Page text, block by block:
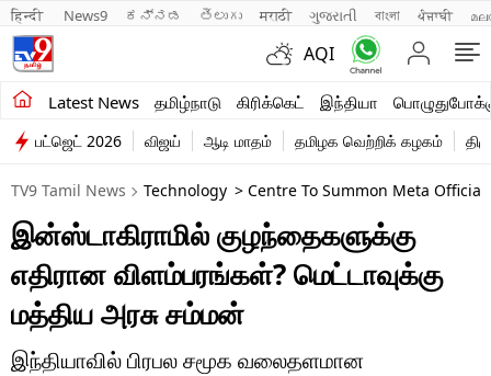
हिन्दी News9 ಕನ್ನಡ తెలుగు मराठी ગુજરાતી বাংলা ਪੰਜਾਬੀ
AQI
Latest News தமிழ்நாடு கிரிக்கெட் இந்தியா
சமீபத்திய செய்திகள்
தமிழ்நாடு
இந்தியா
உலகம்
விளையாட்டு
பொழுதுபோக்கு
பட்ஜெட் 2026 விஜய் ஆடி மாதம் தமிழக வெற்றிக் கழகம்
TV9 Tamil News Technology > Centre To Summon Meta
இன்ஸ்டாகிராமில் குழந்தைகளுக்கு
எதிரான விளம்பரங்கள்? மெட்டாவுக்கு
மத்திய அரசு சம்மன்
இந்தியாவில் பிரபல சமூக வலைதளமான